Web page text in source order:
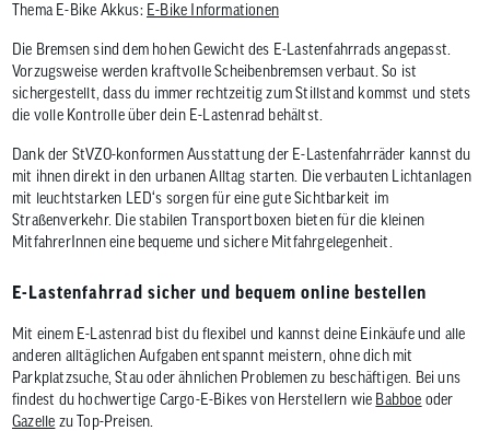
Thema E-Bike Akkus: E-Bike Informationen
Die Bremsen sind dem hohen Gewicht des E-Lastenfahrrads angepasst.
Vorzugsweise werden kraftvolle Scheibenbremsen verbaut. So ist
sichergestellt, dass du immer rechtzeitig zum Stillstand kommst und stets
die volle Kontrolle über dein E-Lastenrad behältst.
Dank der StVZO-konformen Ausstattung der E-Lastenfahrräder kannst du
mit ihnen direkt in den urbanen Alltag starten. Die verbauten Lichtanlagen
mit leuchtstarken LED‘s sorgen für eine gute Sichtbarkeit im
Straßenverkehr. Die stabilen Transportboxen bieten für die kleinen
MitfahrerInnen eine bequeme und sichere Mitfahrgelegenheit.
E-Lastenfahrrad sicher und bequem online bestellen
Mit einem E-Lastenrad bist du flexibel und kannst deine Einkäufe und alle
anderen alltäglichen Aufgaben entspannt meistern, ohne dich mit
Parkplatzsuche, Stau oder ähnlichen Problemen zu beschäftigen. Bei uns
findest du hochwertige Cargo-E-Bikes von Herstellern wie Babboe oder
Gazelle zu Top-Preisen.